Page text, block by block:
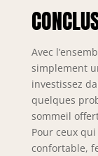
Avec
simplement
investissez
quelques
sommeil
Pour ceux
confortable,